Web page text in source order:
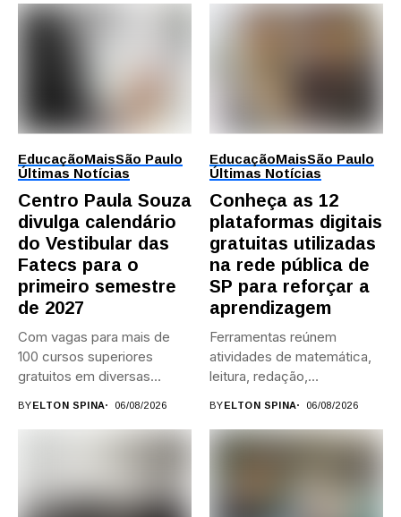
EducaçãoMaisSão Paulo
Últimas Notícias
Centro Paula Souza
divulga calendário
do Vestibular das
Fatecs para o
primeiro semestre
de 2027
Com vagas para mais de
100 cursos superiores
gratuitos em diversas
BYELTON SPINA 06/08/2026
EducaçãoMaisSão Paulo
Últimas Notícias
Conheça as 12
plataformas digitais
gratuitas utilizadas
na rede pública de
SP para reforçar a
aprendizagem
Ferramentas reúnem
atividades de matemática,
leitura, redação,
BYELTON SPINA 06/08/2026